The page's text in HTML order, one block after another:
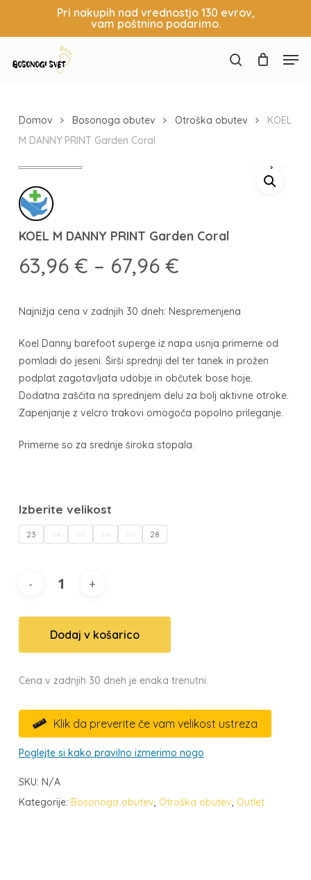
content
Pri nakupih nad vrednostjo 130 evrov,
vam poštnino podarimo.
search
Košarica
Domov Bosonoga obutev Otroška obutev
KOEL
M DANNY PRINT Garden Coral
KOEL M DANNY PRINT Garden Coral
63,96 € – 67,96 €Cenovni
od
do
67,96 €
Najnižja cena v zadnjih 30 dneh: Nespremenjena
Koel Danny barefoot superge iz napa usnja primerne od
pomladi do jeseni. Širši sprednji del ter tanek in prožen
podplat zagotavljata udobje in občutek bose hoje.
Dodatna zaščita na sprednjem delu za bolj aktivne otroke.
Zapenjanje z velcro trakovi omogoča popolno prileganje.
Primerne so za srednje široka stopala.
23 28
Dodaj v košarico
Cena v zadnjih 30 dneh je enaka trenutni.
 Klik da preverite če vam velikost ustreza
Poglejte si kako pravilno izmerimo nogo
SKU: N/A
Kategorije: Bosonoga obutev, Otroška obutev, Outlet
Menu